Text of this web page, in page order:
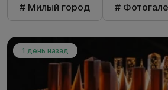
# Милый город
#
1 день назад